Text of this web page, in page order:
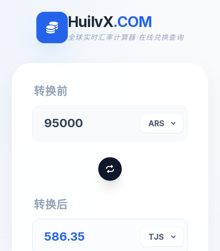
HuilvX.COM
全球实时汇率计算器 在线兑换查询
转换前
转换后